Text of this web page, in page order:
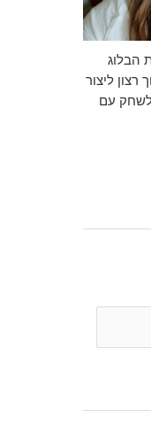
הבלוג
רצון ליצור
עם